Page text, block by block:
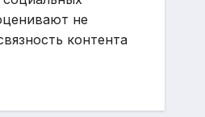
не
контента